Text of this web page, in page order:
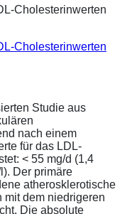
Cholesterinwerten
Studie aus
nach einem
für das LDL-
< 55 mg/d (1,4
Der primäre
atherosklerotische
mit dem niedrigeren
Die absolute